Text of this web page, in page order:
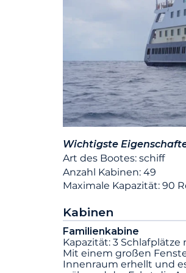
Wichtigste
Art des Bootes: schiff
Anzahl Kabinen: 49
Maximale Kapazität: 90
Kabinen
Familienkabine
Kapazität: 3
Mit einem großen
Innenraum erhellt und